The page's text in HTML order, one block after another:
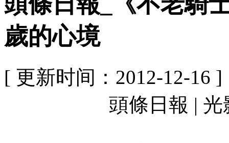
歲的心境
[ 更新时间：2012-12-16 ]
頭條日報 | 光